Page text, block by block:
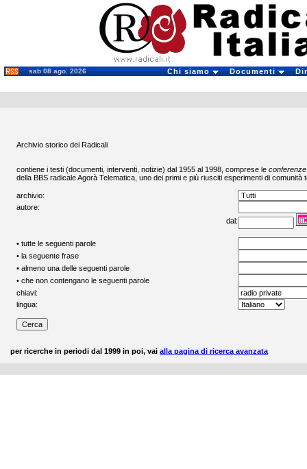
sab 08 ago. 2026 Chi siamo Documenti
Archivio storico dei Radicali
contiene i testi (documenti, interventi, notizie) dal 1955 al 1998, comprese le conferenze
della BBS radicaleAgorà Telematica , uno dei primi e più riusciti esperimenti di comunità
archivio:
autore:
dal:
• tutte le seguenti parole
• la seguente frase
• almeno una delle seguenti parole
• che non contengano le seguenti parole
chiavi:
lingua:
per ricerche in periodi dal 1999 in poi, vai alla pagina di ricerca avanzata